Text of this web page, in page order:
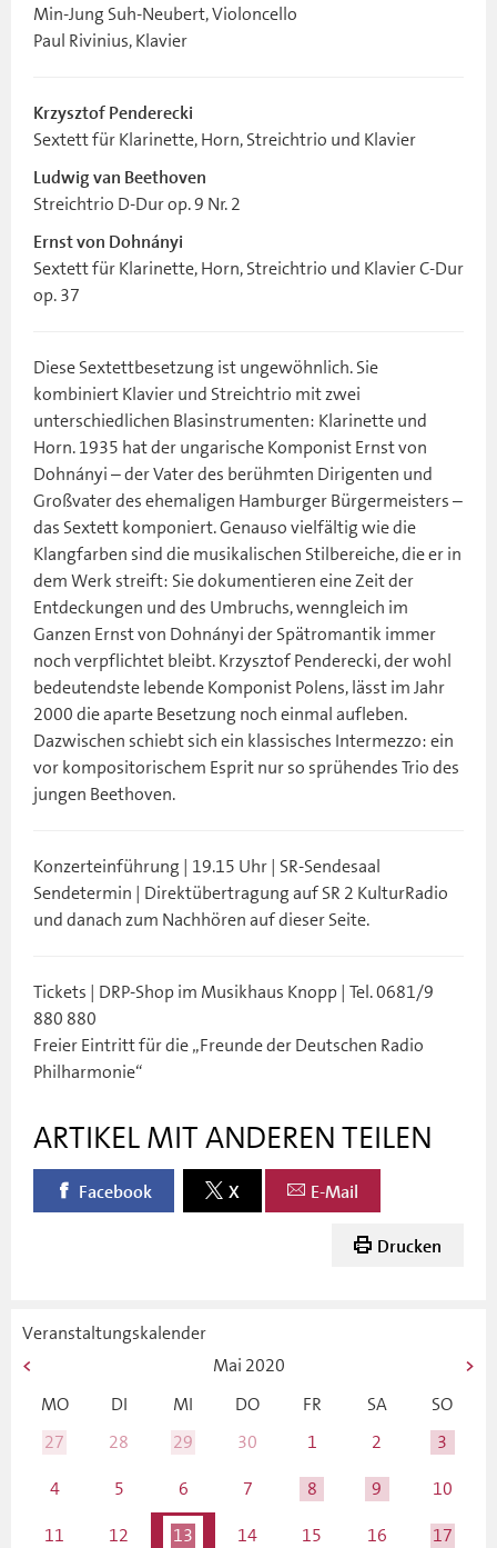
Min-Jung Suh-Neubert, Violoncello
Paul Rivinius, Klavier
Krzysztof Penderecki
Sextett für Klarinette, Horn, Streichtrio und Klavier
Ludwig van Beethoven
Streichtrio D-Dur op. 9 Nr. 2
Ernst von Dohnányi
Sextett für Klarinette, Horn, Streichtrio und Klavier C-Dur
op. 37
Diese Sextettbesetzung ist ungewöhnlich. Sie
kombiniert Klavier und Streichtrio mit zwei
unterschiedlichen Blasinstrumenten: Klarinette und
Horn. 1935 hat der ungarische Komponist Ernst von
Dohnányi – der Vater des berühmten Dirigenten und
Großvater des ehemaligen Hamburger Bürgermeisters –
das Sextett komponiert. Genauso vielfältig wie die
Klangfarben sind die musikalischen Stilbereiche, die er in
dem Werk streift: Sie dokumentieren eine Zeit der
Entdeckungen und des Umbruchs, wenngleich im
Ganzen Ernst von Dohnányi der Spätromantik immer
noch verpflichtet bleibt. Krzysztof Penderecki, der wohl
bedeutendste lebende Komponist Polens, lässt im Jahr
2000 die aparte Besetzung noch einmal aufleben.
Dazwischen schiebt sich ein klassisches Intermezzo: ein
vor kompositorischem Esprit nur so sprühendes Trio des
jungen Beethoven.
Konzerteinführung | 19.15 Uhr | SR-Sendesaal
Sendetermin | Direktübertragung auf SR 2 KulturRadio
und danach zum Nachhören auf dieser Seite.
Tickets | DRP-Shop im Musikhaus Knopp | Tel. 0681/9
880 880
Freier Eintritt für die „Freunde der Deutschen Radio
Philharmonie“
ARTIKEL MIT ANDEREN TEILEN
Facebook X E-Mail
Drucken
Veranstaltungskalender
Mai 2020
MO
DI MI DO FR SA
SO
27
28 29 30 1 2
3
4
5 6 7 8 9
10
11
12 13 14 15 16
17